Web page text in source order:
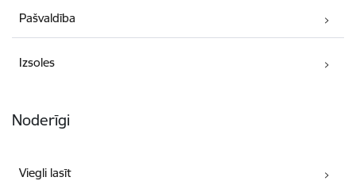
Pašvaldība
Izsoles
Noderīgi
Viegli lasīt